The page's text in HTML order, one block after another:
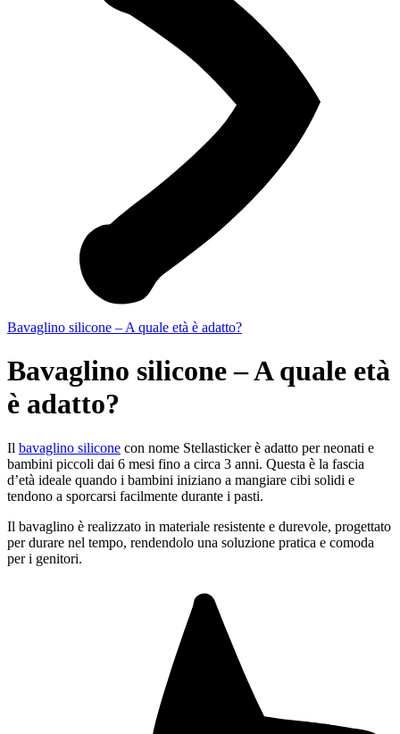
Bavaglino silicone – A quale età è adatto?
Bavaglino silicone – A quale età
è adatto?
Il bavaglino silicone con nome Stellasticker è adatto per neonati e
bambini piccoli dai 6 mesi fino a circa 3 anni. Questa è la fascia
d’età ideale quando i bambini iniziano a mangiare cibi solidi e
tendono a sporcarsi facilmente durante i pasti.
Il bavaglino è realizzato in materiale resistente e durevole, progettato
per durare nel tempo, rendendolo una soluzione pratica e comoda
per i genitori.